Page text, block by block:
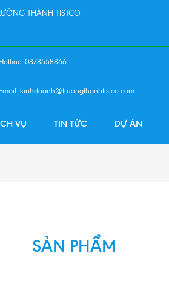
THÀNH TISTCO
Hotline: 0878558866
Email: kinhdoanh@truongthanhtistco.com
VỤ TIN TỨC DỰ ÁN
SẢN PHẨM